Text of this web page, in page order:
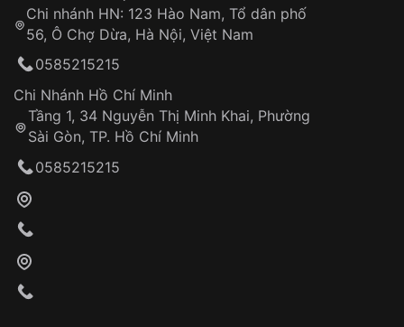
Từ khóa SEO:
Khách hàng kiểm tra và thanh toán trực tiếp
Đảm bảo quyền lợi khách hàng
Đồng hành cùng khách hàng trong suốt quá
trình sử dụng
Chi nhánh HN: 123 Hào Nam, Tổ dân phố
56, Ô Chợ Dừa, Hà Nội, Việt Nam
0585215215
Chi Nhánh Hồ Chí Minh
Tầng 1, 34 Nguyễn Thị Minh Khai, Phường
Sài Gòn, TP. Hồ Chí Minh
0585215215